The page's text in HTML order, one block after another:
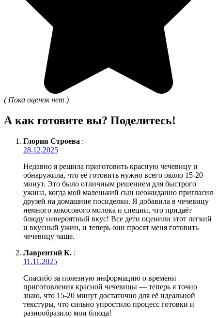
( Пока оценок нет )
А как готовите вы? Поделитесь!
Глория Строева :
28.12.2025
Недавно я решила приготовить красную чечевицу и
обнаружила, что её готовить нужно всего около 15-20
минут. Это было отличным решением для быстрого
ужина, когда мой маленький сын неожиданно пригласил
друзей на домашние посиделки. Я добавила в чечевицу
немного кокосового молока и специи, что придаёт
блюду невероятный вкус! Все дети оценили этот легкий
и вкусный ужин, и теперь они просят меня готовить
чечевицу чаще.
Лаврентий К. :
11.11.2025
Спасибо за полезную информацию о времени
приготовления красной чечевицы — теперь я точно
знаю, что 15-20 минут достаточно для её идеальной
текстуры, что сильно упростило процесс готовки и
разнообразило мои блюда!